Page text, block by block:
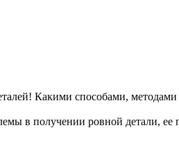
Какими способами,
в получении ровной детали,